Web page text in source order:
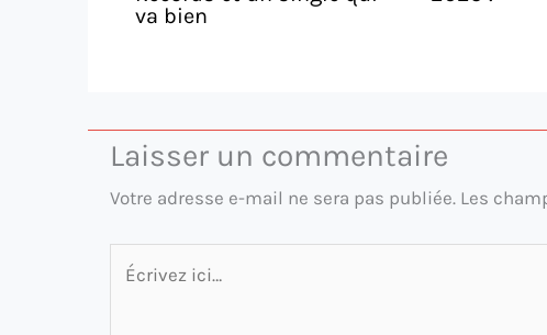
va bien
Laisser un commentaire
Votre adresse e-mail ne sera pas publiée. Les
Écrivez